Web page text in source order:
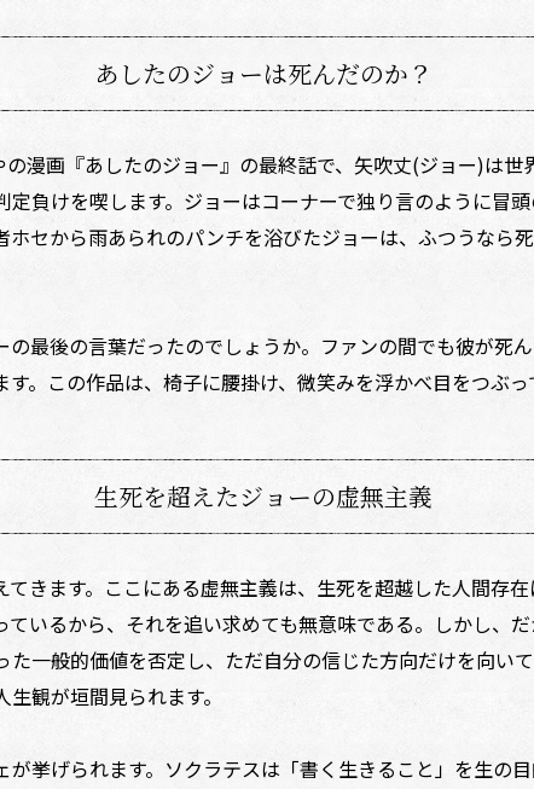
あしたのジョーは死んだのか？
漫画『あしたのジョー』の最終話で、矢吹丈(ジョー)は
負けを喫します。ジョーはコーナーで独り言のように冒
セから雨あられのパンチを浴びたジョーは、ふつうなら
最後の言葉だったのでしょうか。ファンの間でも彼が死
。この作品は、椅子に腰掛け、微笑みを浮かべ目をつぶっ
生死を超えたジョーの虚無主義
きます。ここにある虚無主義は、生死を超越した人間存在
いるから、それを追い求めても無意味である。しかし、
一般的価値を否定し、ただ自分の信じた方向だけを向い
観が垣間見られます。
挙げられます。ソクラテスは「書く生きること」を生の